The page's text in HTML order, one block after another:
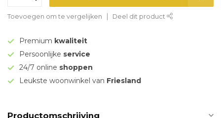
Toevoegen om te vergelijken Deel dit product
Premium kwaliteit
Persoonlijke service
24/7 online shoppen
Leukste woonwinkel van Friesland
Productomschrijving